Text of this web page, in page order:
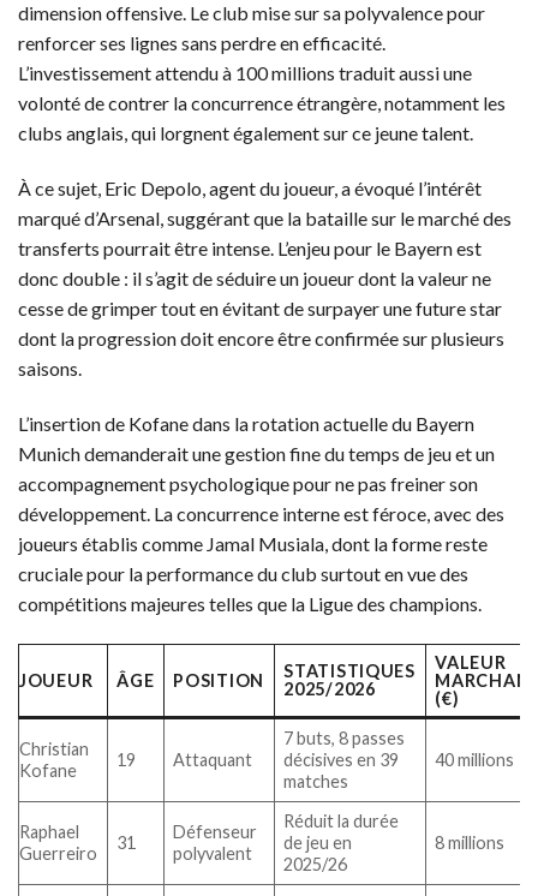
dimension offensive. Le club mise sur sa polyvalence pour
renforcer ses lignes sans perdre en efficacité.
L’investissement attendu à 100 millions traduit aussi une
volonté de contrer la concurrence étrangère, notamment les
clubs anglais, qui lorgnent également sur ce jeune talent.
À ce sujet, Eric Depolo, agent du joueur, a évoqué l’intérêt
marqué d’Arsenal, suggérant que la bataille sur le marché des
transferts pourrait être intense. L’enjeu pour le Bayern est
donc double : il s’agit de séduire un joueur dont la valeur ne
cesse de grimper tout en évitant de surpayer une future star
dont la progression doit encore être confirmée sur plusieurs
saisons.
L’insertion de Kofane dans la rotation actuelle du Bayern
Munich demanderait une gestion fine du temps de jeu et un
accompagnement psychologique pour ne pas freiner son
développement. La concurrence interne est féroce, avec des
joueurs établis comme Jamal Musiala, dont la forme reste
cruciale pour la performance du club surtout en vue des
compétitions majeures telles que la Ligue des champions.
JOUEUR ÂGE POSITION
STATISTIQUES
2025/2026
VALEUR
(€)
Christian
Kofane
19 Attaquant
7 buts, 8 passes
décisives en 39
matches
40 millions
Raphael
Guerreiro
31
Défenseur
polyvalent
Réduit la durée
de jeu en
2025/26
8 millions